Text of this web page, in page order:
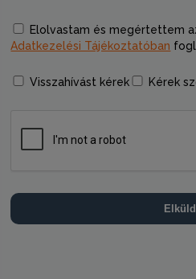
Elolvastam és megértettem
Adatkezelési Tájékoztatóban
Visszahívást kérek Kérek
Elküld